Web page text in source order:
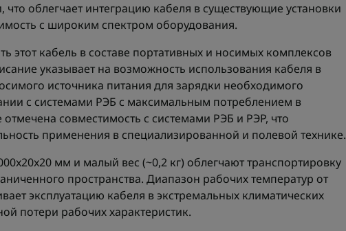
что облегчает интеграцию кабеля в существующие установки
с широким спектром оборудования.
этот кабель в составе портативных и носимых комплексов
указывает на возможность использования кабеля в
источника питания для зарядки необходимого
с системами РЭБ с максимальным потреблением в
отмечена совместимость с системами РЭБ и РЭР, что
применения в специализированной и полевой технике.
мм и малый вес (~0,2 кг) облегчают транспортировку
пространства. Диапазон рабочих температур от
эксплуатацию кабеля в экстремальных климатических
потери рабочих характеристик.